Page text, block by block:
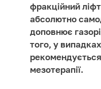
фракційний
абсолютно
доповнює
того, у
мезотерапії.